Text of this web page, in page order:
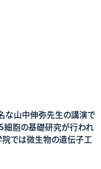
な山中伸弥先生の講演で
細胞の基礎研究が行われ
では微生物の遺伝子工